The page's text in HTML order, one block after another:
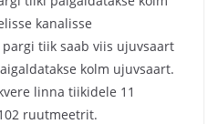
kanalisse
tiik saab viis ujuvsaart
kolm ujuvsaart.
linna tiikidele 11
ruutmeetrit.